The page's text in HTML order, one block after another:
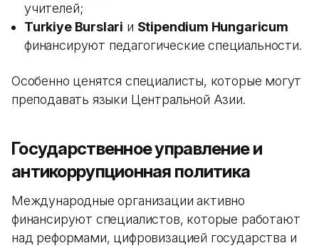
учителей;
Turkiye Burslari и Stipendium Hungaricum
финансируют педагогические специальности.
Особенно ценятся специалисты, которые могут
преподавать языки Центральной Азии.
Государственное управление и
антикоррупционная политика
Международные организации активно
финансируют специалистов, которые работают
над реформами, цифровизацией государства и